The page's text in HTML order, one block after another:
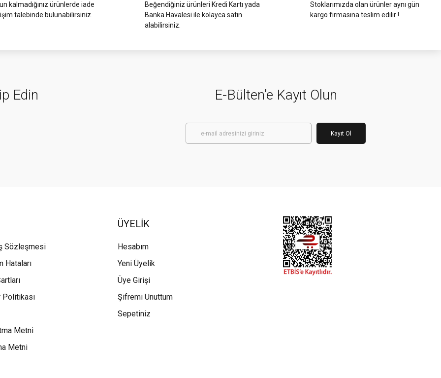
kalmadığınız ürünlerde iade
talebinde bulunabilirsiniz.
Beğendiğiniz ürünleri Kredi Kartı yada
Banka Havalesi ile kolayca satın
alabilirsiniz.
Stoklarımızda olan ürünler aynı gün
kargo firmasına teslim edilir !
Edin E-Bülten'e Kayıt Olun
Kayıt Ol
Sözleşmesi
Hataları
Metni
Metni
ÜYELİK
Hesabım
Yeni Üyelik
Üye Girişi
Şifremi Unuttum
Sepetiniz